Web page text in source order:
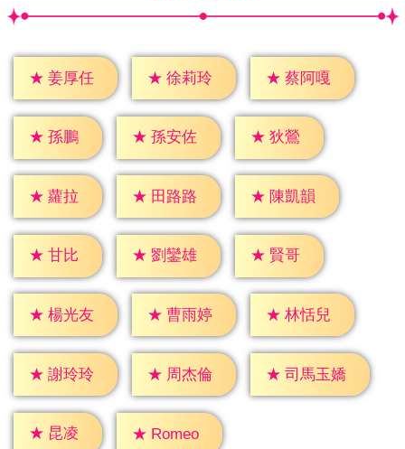
★ 姜厚任 ★ 徐莉玲 ★ 蔡阿嘎
★ 孫鵬 ★ 孫安佐 ★ 狄鶯
★ 蘿拉 ★ 田路路 ★ 陳凱韻
★ 甘比 ★ 劉鑾雄 ★ 賢哥
★ 楊光友 ★ 曹雨婷 ★ 林恬兒
★ 謝玲玲 ★ 周杰倫 ★ 司馬玉嬌
★ 昆凌 ★ Romeo